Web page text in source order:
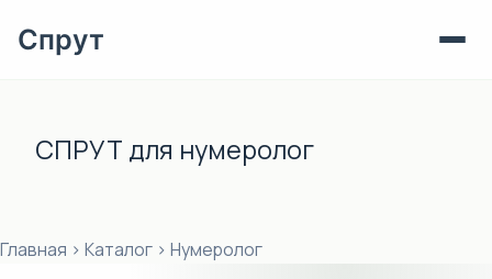
сутиСПРУТ для нумеролог
Спрут
Главная › Каталог › Нумеролог